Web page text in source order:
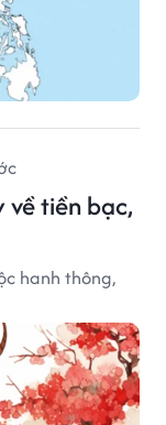
tiền bạc,
hanh thông,